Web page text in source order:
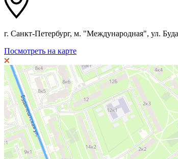
г. Санкт-Петербург, м. "Международная", ул.
Посмотреть на карте